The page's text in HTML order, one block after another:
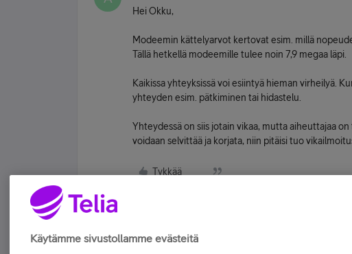
Hei Okku,
Modeemin kättelyarvot kertovat esim. millä
Tällä hetkellä modeemille tulee noin 7,9 megaa läpi.
Kaikissa yhteyksissä voi esiintyä hieman virheilyä.
yhteyden esim. pätkiminen tai hidastelu.
Yhteydessä on siis jotain vikaa, mutta aiheuttajaa
voidaan selvittää ja korjata, niin pitäisi tuo
Tykkää
Käytämme sivustollamme evästeitä